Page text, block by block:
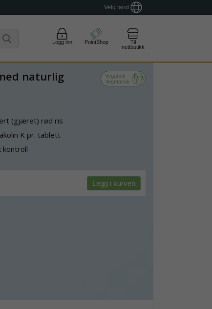
Velg land
Logg inn PointShop
Til
nettbutikk
naturlig
Vegansk
Vegetarisk
(gjæret) rød ris
K pr. tablett
kontroll
Legg i kurven